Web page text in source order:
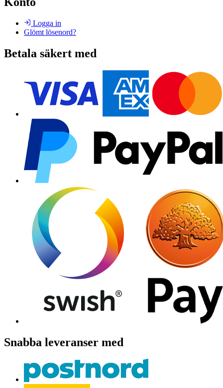
Logga in
Glömt lösenord?
Betala säkert med
Snabba leveranser med